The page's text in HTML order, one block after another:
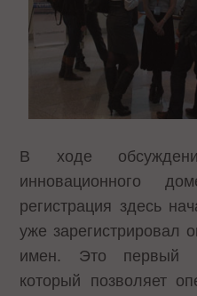
В ходе
инновационного
регистрация здесь
уже зарегистрировал
имен. Это первый
который позволяет